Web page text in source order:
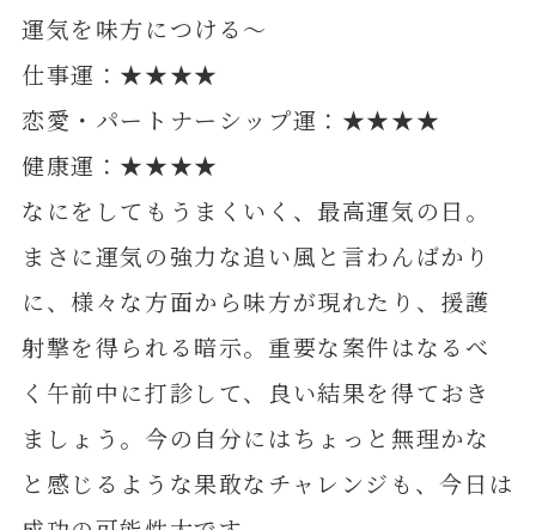
運気を味方につける～
仕事運：★★★★
恋愛・パートナーシップ運：★★★★
健康運：★★★★
なにをしてもうまくいく、最高運気の日。
まさに運気の強力な追い風と言わんばかり
に、様々な方面から味方が現れたり、援護
射撃を得られる暗示。重要な案件はなるべ
く午前中に打診して、良い結果を得ておき
ましょう。今の自分にはちょっと無理かな
と感じるような果敢なチャレンジも、今日は